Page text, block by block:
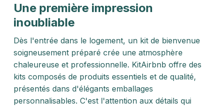
Une première impression
inoubliable
Dès l'entrée dans le logement, un kit de bienvenue
soigneusement préparé crée une atmosphère
chaleureuse et professionnelle. KitAirbnb offre des
kits composés de produits essentiels et de qualité,
présentés dans d'élégants emballages
personnalisables. C'est l'attention aux détails qui